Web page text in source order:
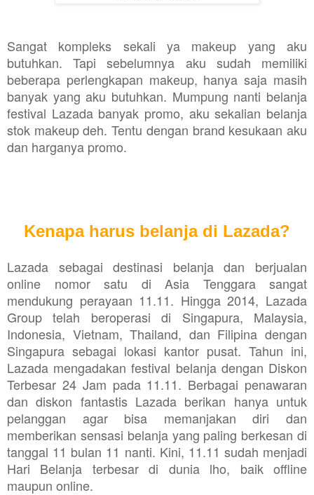
Sangat kompleks sekali ya makeup yang aku
butuhkan. Tapi sebelumnya aku sudah memiliki
beberapa perlengkapan makeup, hanya saja masih
banyak yang aku butuhkan. Mumpung nanti belanja
festival Lazada banyak promo, aku sekalian belanja
stok makeup deh. Tentu dengan brand kesukaan aku
dan harganya promo.
Kenapa harus belanja di Lazada?
Lazada sebagai destinasi belanja dan berjualan
online nomor satu di Asia Tenggara sangat
mendukung perayaan 11.11. Hingga 2014, Lazada
Group telah beroperasi di Singapura, Malaysia,
Indonesia, Vietnam, Thailand, dan Filipina dengan
Singapura sebagai lokasi kantor pusat. Tahun ini,
Lazada mengadakan festival belanja dengan Diskon
Terbesar 24 Jam pada 11.11. Berbagai penawaran
dan diskon fantastis Lazada berikan hanya untuk
pelanggan agar bisa memanjakan diri dan
memberikan sensasi belanja yang paling berkesan di
tanggal 11 bulan 11 nanti. Kini, 11.11 sudah menjadi
Hari Belanja terbesar di dunia lho, baik offline
maupun online.